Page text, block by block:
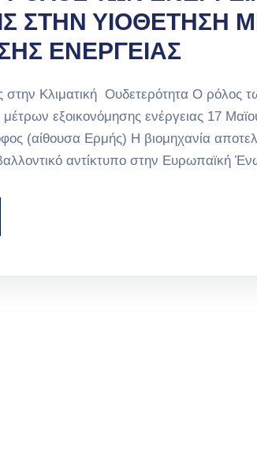
ΣΤΗΝ ΥΙΟΘΕΤΗΣΗ
ΕΝΕΡΓΕΙΑΣ
στην Κλιματική Ουδετερότητα Ο ρόλος
μέτρων εξοικονόμησης ενέργειας 17
(αίθουσα Ερμής) Η βιομηχανία
αντίκτυπο στην Ευρωπαϊκή